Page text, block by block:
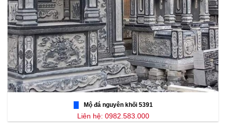
Mộ đá nguyên khối 5391
Liên hệ: 0982.583.000